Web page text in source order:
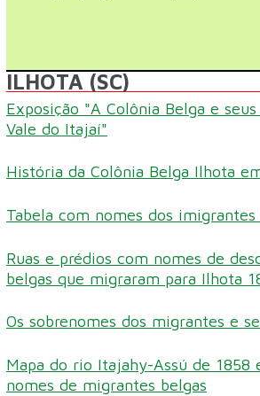
ILHOTA (SC)
Exposição "A Colônia Belga e
Vale do Itajaí"
História da Colônia Belga Ilhota
Tabela com nomes dos imigrantes
Ruas e prédios com nomes de
belgas que migraram para Ilhota
Os sobrenomes dos migrantes e
Mapa do rio Itajahy-Assú de 1858
nomes de migrantes belgas